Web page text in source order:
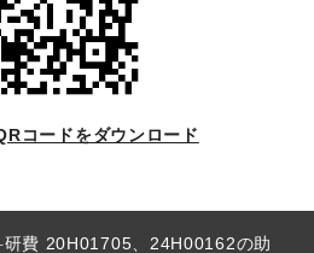
コードをダウンロード
費 20H01705、24H00162の助